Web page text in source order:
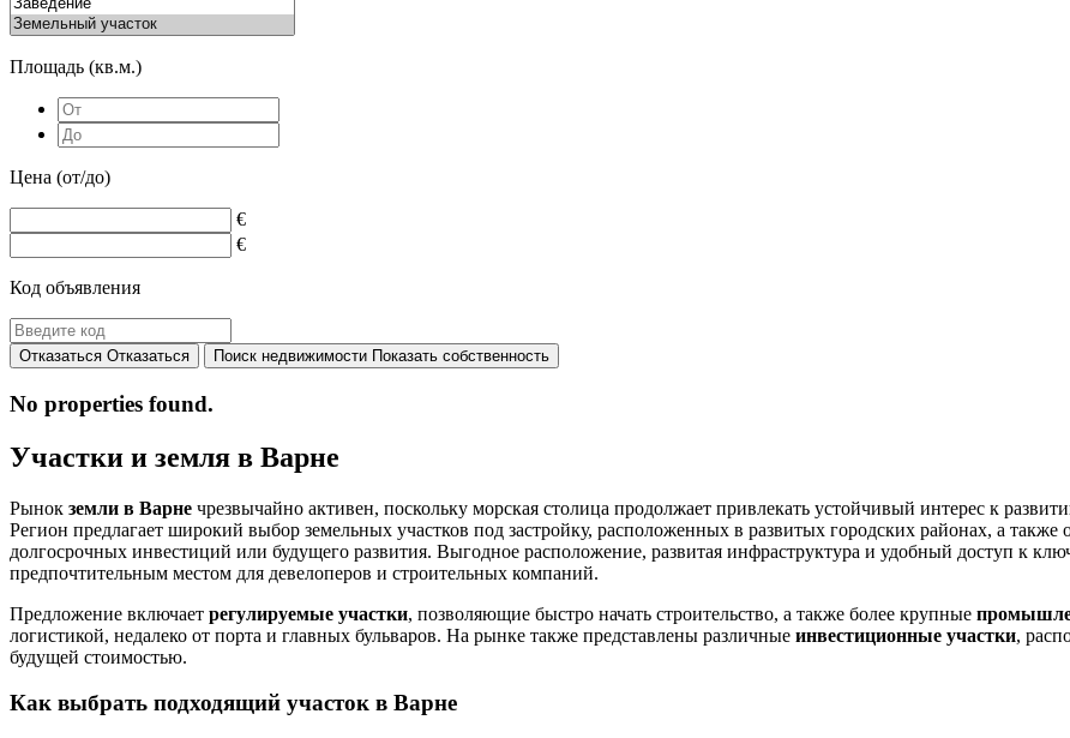
Площадь (кв.м.)
Цена (от/до)
€
€
Код объявления
Отказаться Отказаться Поиск недвижимости Показать собственность
No properties found.
Участки и земля в Варне
Рынок земли в Варне чрезвычайно активен, поскольку морская столица продолжает привлекать устойчивый интерес к
Регион предлагает широкий выбор земельных участков под застройку, расположенных в развитых городских районах, а
долгосрочных инвестиций или будущего развития. Выгодное расположение, развитая инфраструктура и удобный доступ к
предпочтительным местом для девелоперов и строительных компаний.
Предложение включает регулируемые участки, позволяющие быстро начать строительство, а также более крупные
логистикой, недалеко от порта и главных бульваров. На рынке также представлены различные инвестиционные участки,
будущей стоимостью.
Как выбрать подходящий участок в Варне